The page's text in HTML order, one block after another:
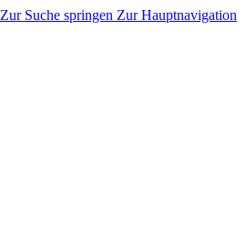
Zur Suche springen Zur Hauptnavigation